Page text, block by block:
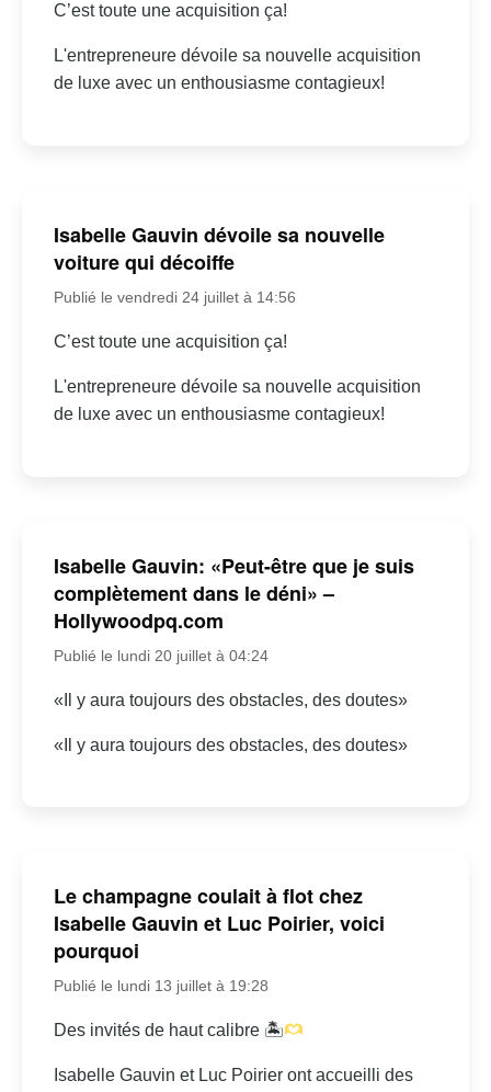
C’est toute une acquisition ça!
L'entrepreneure dévoile sa nouvelle acquisition
de luxe avec un enthousiasme contagieux!
Isabelle Gauvin dévoile sa nouvelle
voiture qui décoiffe
Publié le vendredi 24 juillet à 14:56
C’est toute une acquisition ça!
L'entrepreneure dévoile sa nouvelle acquisition
de luxe avec un enthousiasme contagieux!
Isabelle Gauvin: «Peut-être que je suis
complètement dans le déni» –
Hollywoodpq.com
Publié le lundi 20 juillet à 04:24
«Il y aura toujours des obstacles, des doutes»
«Il y aura toujours des obstacles, des doutes»
Le champagne coulait à flot chez
Isabelle Gauvin et Luc Poirier, voici
pourquoi
Publié le lundi 13 juillet à 19:28
Des invités de haut calibre 🏝
Isabelle Gauvin et Luc Poirier ont accueilli des